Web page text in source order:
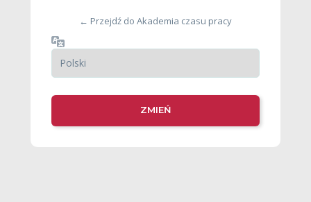
← Przejdź do Akademia czasu pracy